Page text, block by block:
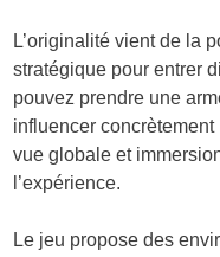
L’originalité vient de la
stratégique pour entrer
pouvez prendre une
influencer
vue globale et
l’expérience.
Le jeu propose des